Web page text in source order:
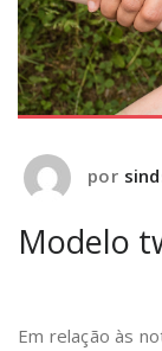
por
Modelo
Em relação às